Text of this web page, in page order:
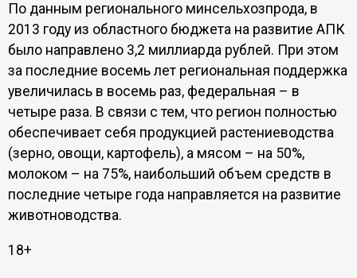
По данным регионального минсельхозпрода, в
2013 году из областного бюджета на развитие АПК
было направлено 3,2 миллиарда рублей. При этом
за последние восемь лет региональная поддержка
увеличилась в восемь раз, федеральная – в
четыре раза. В связи с тем, что регион полностью
обеспечивает себя продукцией растениеводства
(зерно, овощи, картофель), а мясом – на 50%,
молоком – на 75%, наибольший объем средств в
последние четыре года направляется на развитие
животноводства.
18+